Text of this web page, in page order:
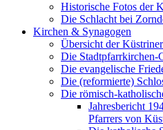
Historische Fotos der
Die Schlacht bei
Kirchen & Synagogen
Übersicht der
Die Stadtpfarrkirchen-
Die evangelische
Die (reformierte)
Die römisch-
Jahresbericht
Pfarrers von